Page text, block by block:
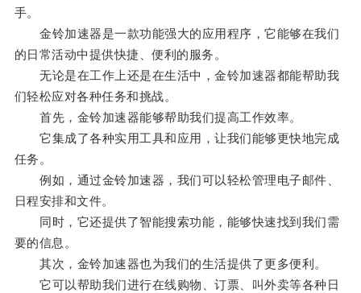
手。
金铃加速器是一款功能强大的应用程序，它能够在我们
的日常活动中提供快捷、便利的服务。
无论是在工作上还是在生活中，金铃加速器都能帮助我
们轻松应对各种任务和挑战。
首先，金铃加速器能够帮助我们提高工作效率。
它集成了各种实用工具和应用，让我们能够更快地完成
任务。
例如，通过金铃加速器，我们可以轻松管理电子邮件、
日程安排和文件。
同时，它还提供了智能搜索功能，能够快速找到我们需
要的信息。
其次，金铃加速器也为我们的生活提供了更多便利。
它可以帮助我们进行在线购物、订票、叫外卖等各种日